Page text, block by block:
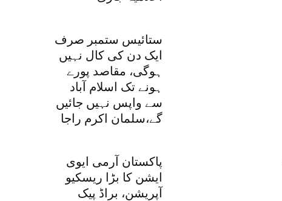
ستائیس ستمبر صرف
ایک دن کی کال نہیں
ہوگی، مقاصد پورے
ہونے تک اسلام آباد
سے واپس نہیں جائیں
گے،سلمان اکرم راجا
پاکستان آرمی ایوی
ایشن کا بڑا ریسکیو
آپریشن، براڈ پیک